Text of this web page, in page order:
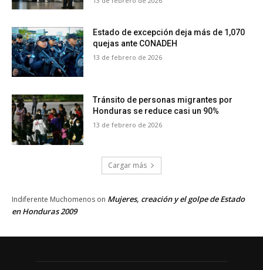
Estado de excepción deja más de 1,070
quejas ante CONADEH
13 de febrero de 2026
Tránsito de personas migrantes por
Honduras se reduce casi un 90%
13 de febrero de 2026
Cargar más
Indiferente Muchomenos on Mujeres, creación y el golpe de Estado
en Honduras 2009